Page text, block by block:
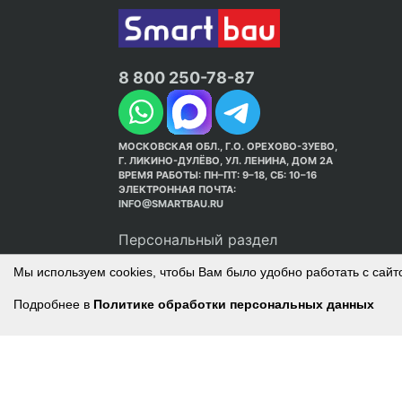
8 800 250-78-87
МОСКОВСКАЯ ОБЛ., Г.О. ОРЕХОВО-ЗУЕВО,
Г. ЛИКИНО-ДУЛЁВО, УЛ. ЛЕНИНА, ДОМ 2А
ВРЕМЯ РАБОТЫ: ПН–ПТ: 9–18, СБ: 10–16
ЭЛЕКТРОННАЯ ПОЧТА:
INFO@SMARTBAU.RU
Персональный раздел
Мы используем cookies, чтобы Вам было удобно работать с
Подробнее в Политике обработки персональных данных